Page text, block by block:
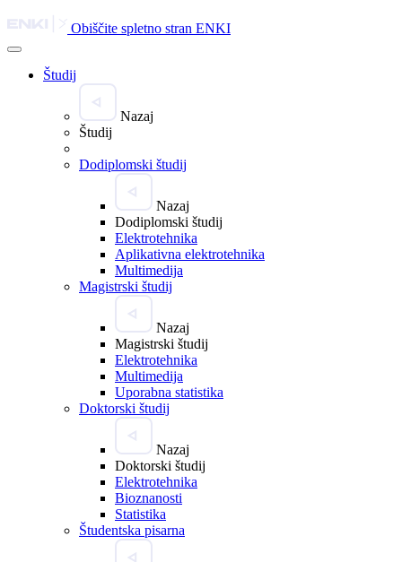
Obiščite spletno stran ENKI
Študij
Nazaj
Študij
Dodiplomski študij
Nazaj
Dodiplomski študij
Elektrotehnika
Aplikativna elektrotehnika
Multimedija
Magistrski študij
Nazaj
Magistrski študij
Elektrotehnika
Multimedija
Uporabna statistika
Doktorski študij
Nazaj
Doktorski študij
Elektrotehnika
Bioznanosti
Statistika
Študentska pisarna